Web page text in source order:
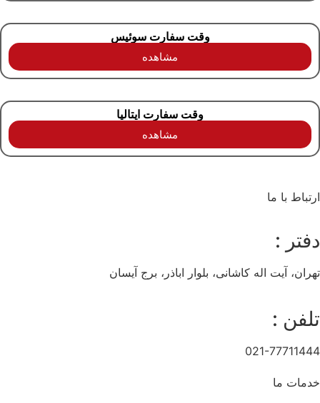
وقت سفارت سوئیس
مشاهده
وقت سفارت ایتالیا
مشاهده
ارتباط با ما
دفتر :
تهران، آیت اله کاشانی، بلوار اباذر، برج آیسان
تلفن :
021-77711444
خدمات ما